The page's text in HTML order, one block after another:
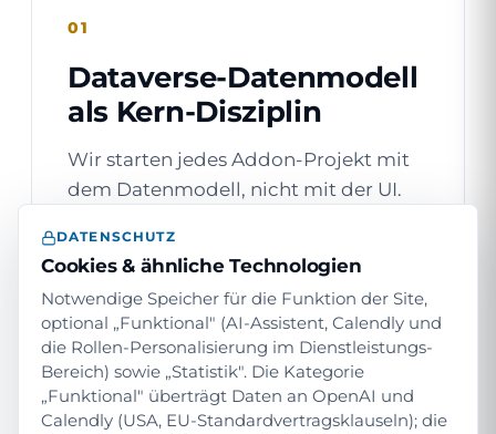
01
Dataverse-Datenmodell
als Kern-Disziplin
Wir starten jedes Addon-Projekt mit
dem Datenmodell, nicht mit der UI.
Beziehungs-Architektur,
Granularitäts-Mapping zwischen
Modulen. Eigene Lösungen, die wir
bauen, integrieren sich in das
vorhandene Dataverse-Schema —
nicht daneben.
DATENSCHUTZ
Cookies & ähnliche Technologien
Notwendige Speicher für die Funktion der Site,
optional „Funktional" (AI-Assistent, Calendly und
die Rollen-Personalisierung im Dienstleistungs-
Bereich) sowie „Statistik". Die Kategorie
„Funktional" überträgt Daten an OpenAI und
Calendly (USA, EU-Standardvertragsklauseln); die